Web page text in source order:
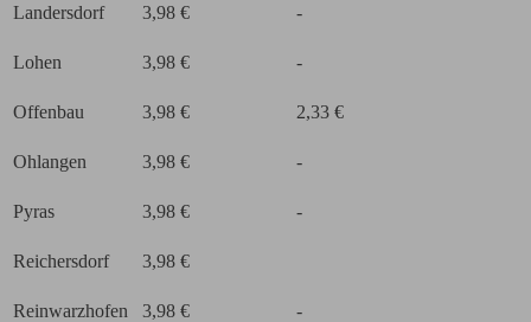
Landersdorf 3,98 € -
Lohen 3,98 € -
Offenbau 3,98 € 2,33 €
Ohlangen 3,98 € -
Pyras 3,98 € -
Reichersdorf 3,98 €
Reinwarzhofen 3,98 € -